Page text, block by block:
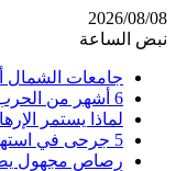
2026/08/08
نبض الساعة
جامعات الشمال
6 أشهر من الحرب.. ماذا كسبت إيران؟
لماذا يستمر
5 جرحى في استهداف أوكراني لمصفاة روسية
رصاص مجهول